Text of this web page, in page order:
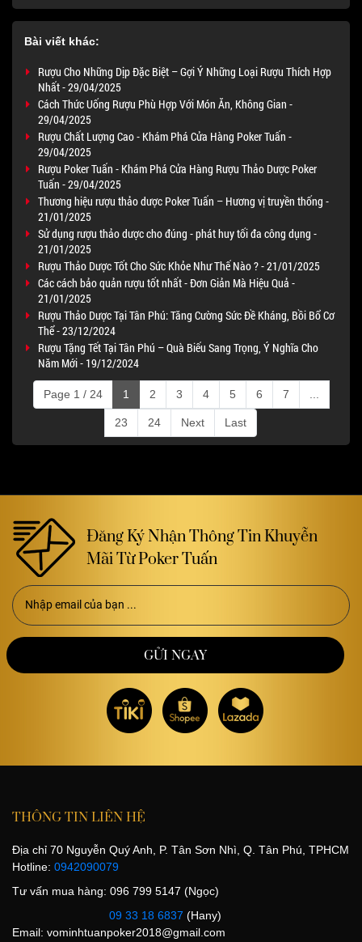
Bài viết khác:
Rượu Cho Những Dịp Đặc Biệt – Gợi Ý Những Loại Rượu Thích Hợp
Nhất - 29/04/2025
Cách Thức Uống Rượu Phù Hợp Với Món Ăn, Không Gian -
29/04/2025
Rượu Chất Lượng Cao - Khám Phá Cửa Hàng Poker Tuấn -
29/04/2025
Rượu Poker Tuấn - Khám Phá Cửa Hàng Rượu Thảo Dược Poker
Tuấn - 29/04/2025
Thương hiệu rượu thảo dược Poker Tuấn – Hương vị truyền thống -
21/01/2025
Sử dụng rượu thảo dược cho đúng - phát huy tối đa công dụng -
21/01/2025
Rượu Thảo Dược Tốt Cho Sức Khỏe Như Thế Nào ? - 21/01/2025
Các cách bảo quản rượu tốt nhất - Đơn Giản Mà Hiệu Quả -
21/01/2025
Rượu Thảo Dược Tại Tân Phú: Tăng Cường Sức Đề Kháng, Bồi Bổ Cơ
Thể - 23/12/2024
Rượu Tặng Tết Tại Tân Phú – Quà Biếu Sang Trọng, Ý Nghĩa Cho
Năm Mới - 19/12/2024
Page 1 / 24 1 2 3 4 5 6 7
23 24 Next Last
Đăng Ký Nhận Thông Tin Khuyễn
Mãi Từ Poker Tuấn
THÔNG TIN LIÊN HỆ
Địa chỉ 70 Nguyễn Quý Anh, P. Tân Sơn Nhì, Q. Tân Phú, TPHCM
Hotline: 0942090079
Tư vấn mua hàng: 096 799 5147 (Ngọc)
09 33 18 6837 (Hany)
Email: vominhtuanpoker2018@gmail.com